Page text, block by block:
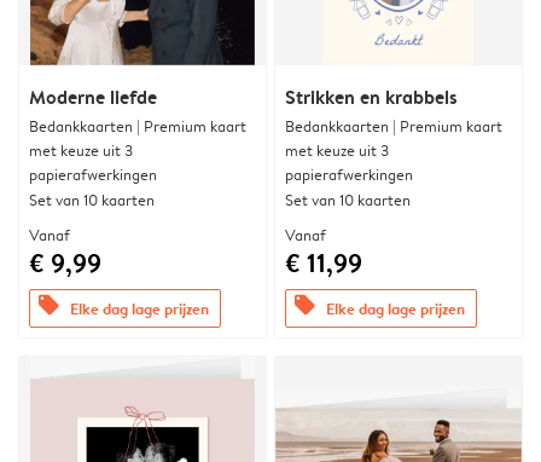
Moderne liefde
Bedankkaarten | Premium kaart
met keuze uit 3
papierafwerkingen
Set van 10 kaarten
Vanaf
€ 9,99
offers Elke dag lage prijzen
Strikken en krabbels
Bedankkaarten | Premium kaart
met keuze uit 3
papierafwerkingen
Set van 10 kaarten
Vanaf
€ 11,99
offers Elke dag lage prijzen